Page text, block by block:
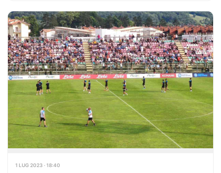
1 LUG 2023 · 18:40